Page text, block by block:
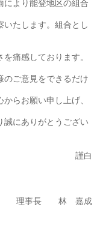
より能登地区の組合
いたします。組合とし
痛感しております。
のご意見をできるだけ
らお願い申し上げ、
誠にありがとうござい
謹白
理事長 林 嘉成